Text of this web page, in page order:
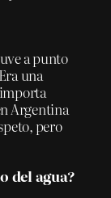
a punto
una
importa
Argentina
pero
del agua?